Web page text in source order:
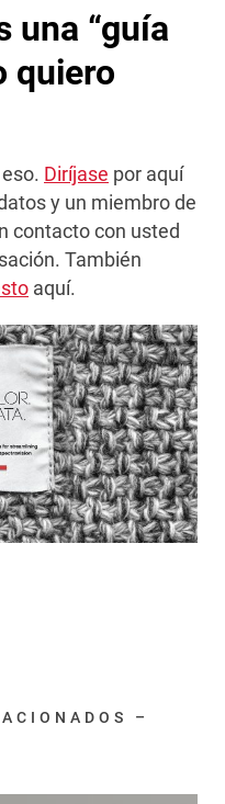
una “guía
quiero
Diríjase por aquí
y un miembro de
contacto con usted
También
aquí.
–